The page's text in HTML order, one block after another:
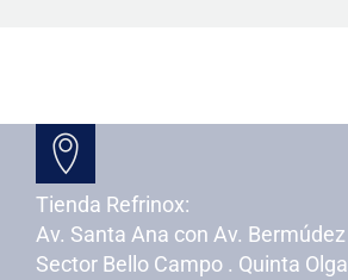
Tienda Refrinox:
Av. Santa Ana con Av. Bermúdez
Sector Bello Campo . Quinta Olga